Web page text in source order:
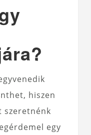
hiszen
szeretnénk
egy